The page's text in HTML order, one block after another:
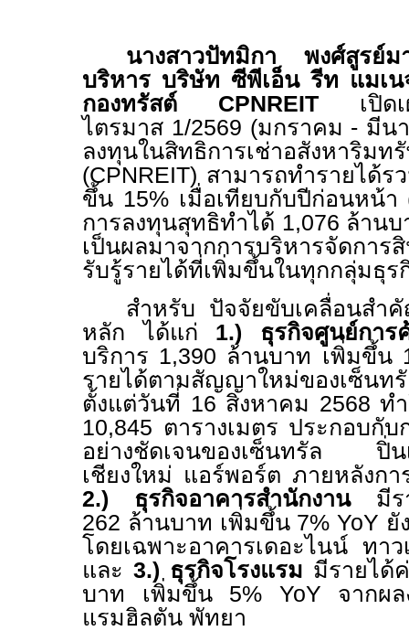
นางสาวปัทมิกา พงศ์สูรย์
บริหาร บริษัท ซีพีเอ็น รีท แมเ
กองทรัสต์ CPNREIT
เปิด
ไตรมาส 1/2569 (มกราคม - มีน
ลงทุนในสิทธิการเช่าอสังหาริม
(CPNREIT) สามารถทำรายได้ร
ขึ้น 15%เมื่อเทียบกับปีก่อนหน้า
การลงทุนสุทธิทำได้ 1,076 ล้าน
เป็นผลมาจากการบริหารจัดการ
รับรู้รายได้ที่เพิ่มขึ้นในทุกกลุ่มธุร
สำหรับ ปัจจัยขับเคลื่อนส
หลัก ได้แก่ 1.) ธุรกิจศูนย์การ
บริการ 1,390 ล้านบาท เพิ่มขึ้น
รายได้ตามสัญญาใหม่ของเซ็น
ตั้งแต่วันที่ 16 สิงหาคม 2568 ท
10,845 ตารางเมตร ประกอบกั
อย่างชัดเจนของเซ็นทรัล ปิ่
เชียงใหม่ แอร์พอร์ต ภายหลังกา
2.) ธุรกิจอาคารสำนักงานมีรา
262 ล้านบาท เพิ่มขึ้น 7% YoY ยั
โดยเฉพาะอาคารเดอะไนน์ ทา
และ 3.) ธุรกิจโรงแรม มีรายได้
บาท เพิ่มขึ้น 5% YoY จากผ
แรมฮิลตัน พัทยา